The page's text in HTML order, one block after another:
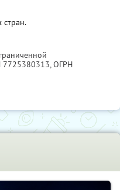
стран.
, ОГРН